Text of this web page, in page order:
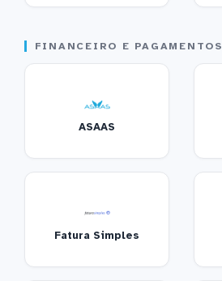
FINANCEIRO E PAGAMENTOS
ASAAS
Fatura Simples